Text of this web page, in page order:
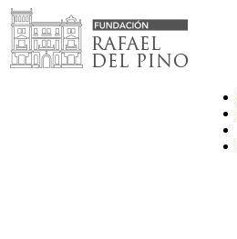
Saltar
al
contenido